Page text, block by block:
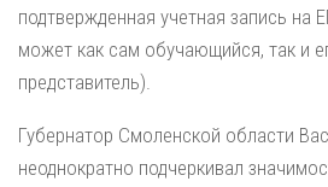
подтвержденная учетная запись на
может как сам обучающийся, так и
представитель).
Губернатор Смоленской области
неоднократно подчеркивал